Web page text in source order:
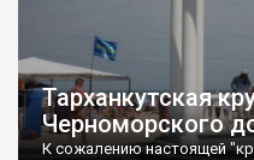
Тарханкутская
Черноморского
К сожалению настоящей